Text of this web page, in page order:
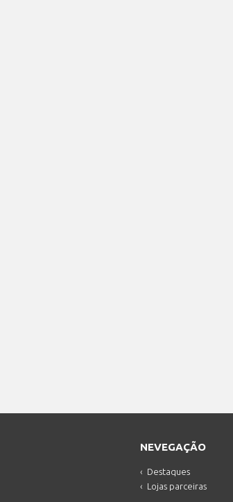
NEVEGAÇÃO
Destaques
Lojas parceiras